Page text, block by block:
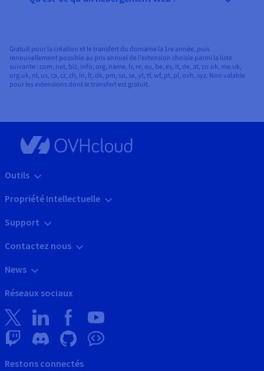
Gratuit pour la création et le transfert du domaine la 1re année, puis
renouvellement possible au prix annuel de l'extension choisie parmi la liste
suivante : com, net, biz, info, org, name, fr, re, eu, be, es, it, de, at, co.uk, me.uk,
org.uk, nl, us, ca, cz, ch, in, lt, dk, pm, so, se, yt, tf, wf, pt, pl, ovh, xyz. Non valable
pour les extensions dont le transfert est gratuit.
Outils
Propriété Intellectuelle
Support
Contactez nous
News
Réseaux sociaux
Restons connectés